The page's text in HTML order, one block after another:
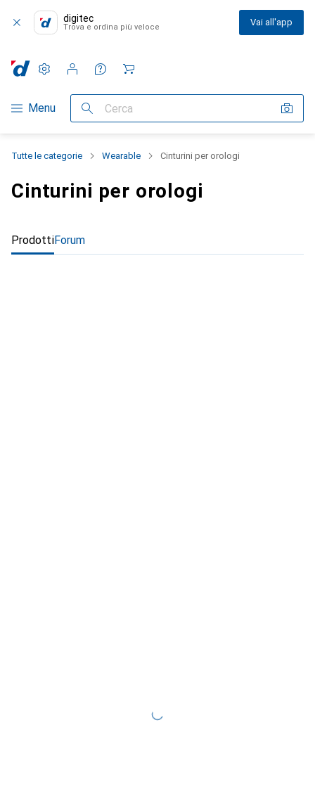
digitec
Trova e ordina più veloce Vai all'app
Categoria Navigazione
Menu Cerca
Impostazioni
Conto cliente
Liste di confronto
Liste dei desideri
Carrello
Tutte le categorie Wearable Cinturini per orologi
Cinturini per orologi
ProdottiForum